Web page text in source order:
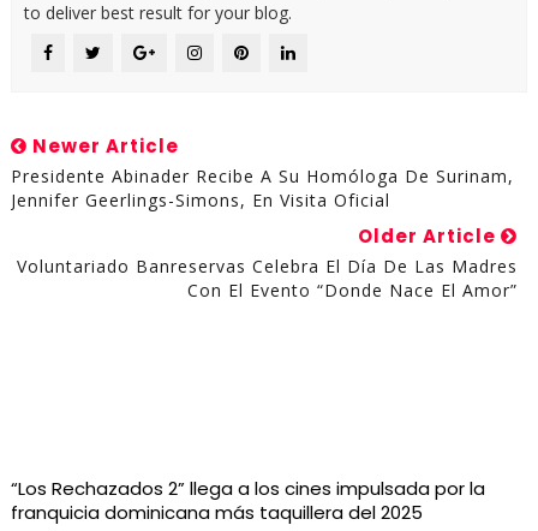
to deliver best result for your blog.
Newer Article
Presidente Abinader Recibe A Su Homóloga De Surinam,
Jennifer Geerlings-Simons, En Visita Oficial
Older Article
Voluntariado Banreservas Celebra El Día De Las Madres
Con El Evento “Donde Nace El Amor”
“Los Rechazados 2” llega a los cines impulsada por la
franquicia dominicana más taquillera del 2025